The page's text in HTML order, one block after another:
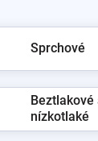
Sprchové
Beztlakové
nízkotlaké